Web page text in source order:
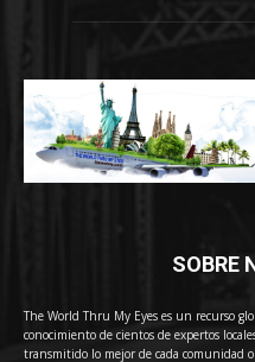
SOBRE
The World Thru My Eyes es un recurso
conocimiento de cientos de expertos
transmitido lo mejor de cada comunidad